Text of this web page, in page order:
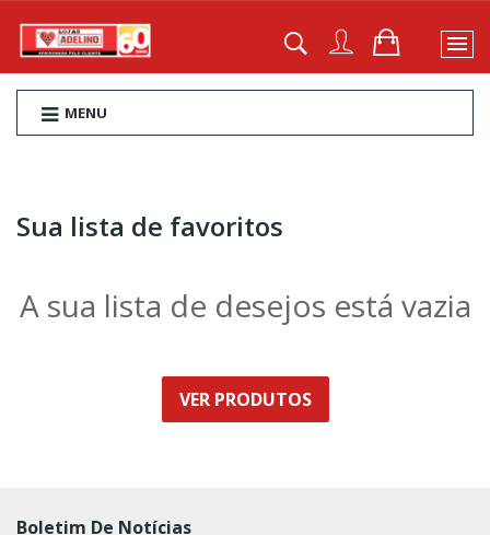
MENU
Sua lista de favoritos
A sua lista de desejos está vazia
VER PRODUTOS
Boletim De Notícias